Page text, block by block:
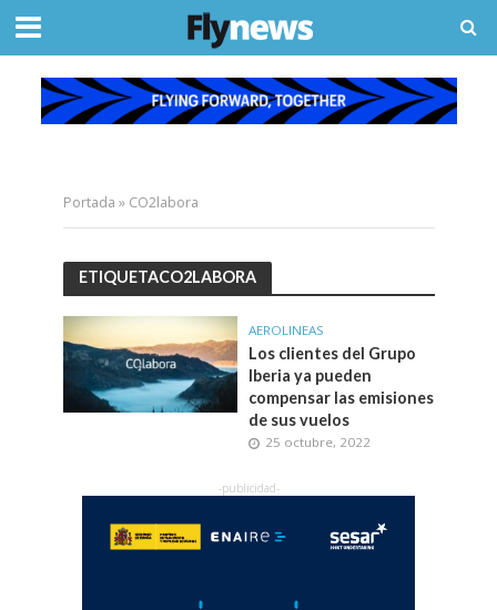
Portada » CO2labora
ETIQUETACO2LABORA
AEROLINEAS
Los clientes del Grupo
Iberia ya pueden
compensar las emisiones
de sus vuelos
25 octubre, 2022